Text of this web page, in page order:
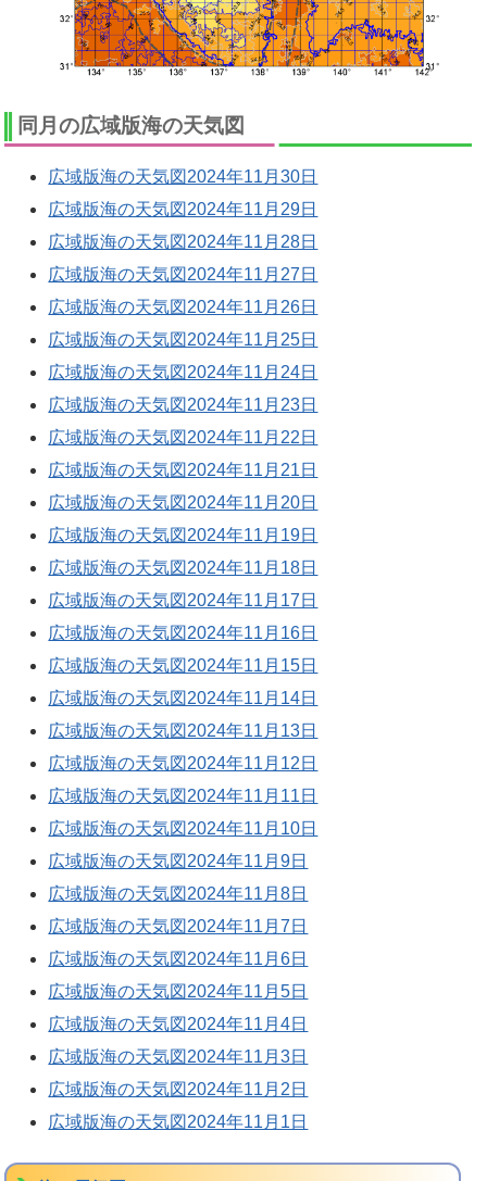
同月の広域版海の天気図
広域版海の天気図2024年11月30日
広域版海の天気図2024年11月29日
広域版海の天気図2024年11月28日
広域版海の天気図2024年11月27日
広域版海の天気図2024年11月26日
広域版海の天気図2024年11月25日
広域版海の天気図2024年11月24日
広域版海の天気図2024年11月23日
広域版海の天気図2024年11月22日
広域版海の天気図2024年11月21日
広域版海の天気図2024年11月20日
広域版海の天気図2024年11月19日
広域版海の天気図2024年11月18日
広域版海の天気図2024年11月17日
広域版海の天気図2024年11月16日
広域版海の天気図2024年11月15日
広域版海の天気図2024年11月14日
広域版海の天気図2024年11月13日
広域版海の天気図2024年11月12日
広域版海の天気図2024年11月11日
広域版海の天気図2024年11月10日
広域版海の天気図2024年11月9日
広域版海の天気図2024年11月8日
広域版海の天気図2024年11月7日
広域版海の天気図2024年11月6日
広域版海の天気図2024年11月5日
広域版海の天気図2024年11月4日
広域版海の天気図2024年11月3日
広域版海の天気図2024年11月2日
広域版海の天気図2024年11月1日